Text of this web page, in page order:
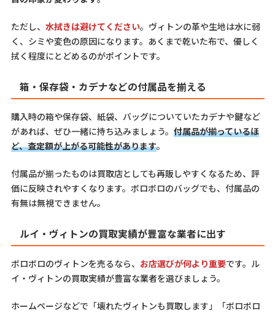
ただし、 水拭きは避けてください。ヴィトンの革や生地は水に弱
く、シミや変色の原因になります。あくまで乾いた布で、優しく
拭く程度にとどめるのがポイントです。
箱・保存袋・カデナなどの付属品を揃える
購入時の箱や保存袋、紙袋、バッグについていたカデナや鍵など
があれば、ぜひ一緒に持ち込みましょう。 付属品が揃っているほ
ど、査定額が上がる可能性があります。
付属品が揃ったものは買取店としても再販しやすくなるため、評
価に反映されやすくなります。ボロボロのバッグでも、付属品の
有無は無視できません。
ルイ・ヴィトンの買取実績が豊富な業者に出す
ボロボロのヴィトンを売るなら、 お店選びが何より重要です。ル
イ・ヴィトンの買取実績が豊富な業者を選びましょう。
ホームページなどで「壊れたヴィトンも買取します」「ボロボロ